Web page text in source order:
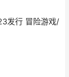
发行 冒险游戏/